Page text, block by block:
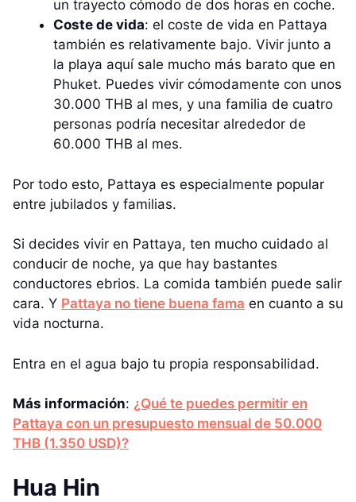
un trayecto cómodo de dos horas en coche.
Coste de vida: el coste de vida en Pattaya
también es relativamente bajo. Vivir junto a
la playa aquí sale mucho más barato que en
Phuket. Puedes vivir cómodamente con unos
30.000 THB al mes, y una familia de cuatro
personas podría necesitar alrededor de
60.000 THB al mes.
Por todo esto, Pattaya es especialmente popular
entre jubilados y familias.
Si decides vivir en Pattaya, ten mucho cuidado al
conducir de noche, ya que hay bastantes
conductores ebrios. La comida también puede salir
cara. Y Pattaya no tiene buena fama en cuanto a su
vida nocturna.
Entra en el agua bajo tu propia responsabilidad.
Más información: ¿Qué te puedes permitir en
Pattaya con un presupuesto mensual de 50.000
THB (1.350 USD)?
Hua Hin